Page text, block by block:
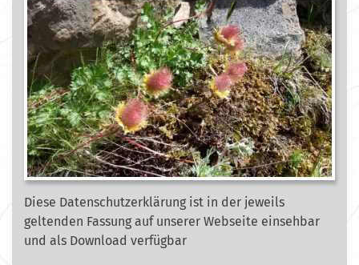
Diese Datenschutzerklärung ist in der jeweils
geltenden Fassung auf unserer Webseite einsehbar
und als Download verfügbar